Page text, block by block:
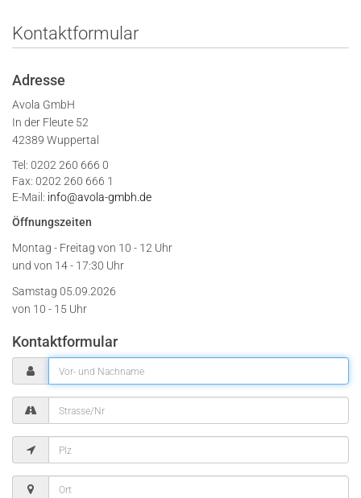
Kontaktformular
Adresse
Avola GmbH
In der Fleute 52
42389 Wuppertal
Tel: 0202 260 666 0
Fax: 0202 260 666 1
E-Mail: info@avola-gmbh.de
Öffnungszeiten
Montag - Freitag von 10 - 12 Uhr
und von 14 - 17:30 Uhr
Samstag 05.09.2026
von 10 - 15 Uhr
Kontaktformular